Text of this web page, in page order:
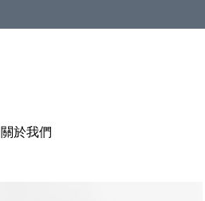
關於我們